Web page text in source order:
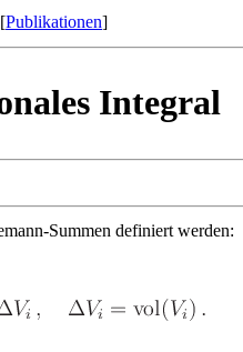
Publikationen]
Integral
Summen definiert werden: